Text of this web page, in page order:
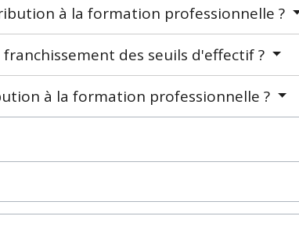
à la formation professionnelle ?
des seuils d'effectif ?
à la formation professionnelle ?